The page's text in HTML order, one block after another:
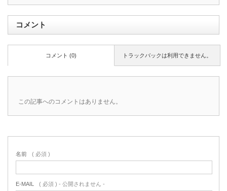
コメント
トラックバックは利用できません。
コメント (0)
この記事へのコメントはありません。
名前 ( 必須 )
E-MAIL ( 必須 ) - 公開されません -